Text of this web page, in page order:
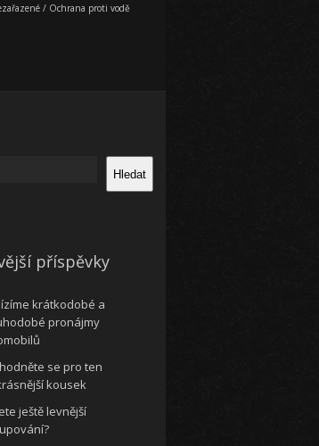
/ Ochrana proti vodě
Hledat
příspěvky
krátkodobé a
pronájmy
se pro ten
kousek
ještě levnější